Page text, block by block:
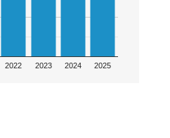
2022 2023 2024 2025